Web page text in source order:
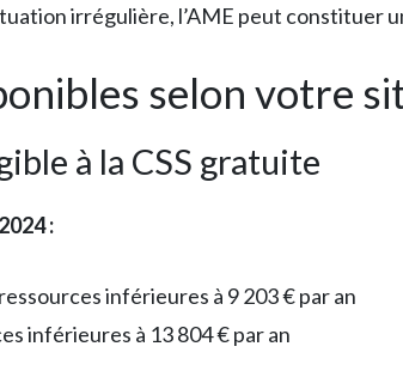
irrégulière, l’AME peut constituer
selon votre
à la CSS gratuite
:
inférieures à 9 203 € par an
inférieures à 13 804 € par an